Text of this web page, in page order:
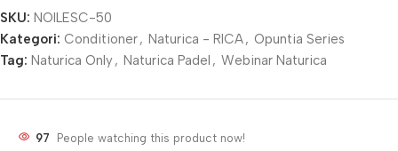
SKU: NOILESC-50
Kategori: Conditioner, Naturica - RICA, Opuntia Series
Tag: Naturica Only, Naturica Padel , Webinar Naturica
97 People watching this product now!